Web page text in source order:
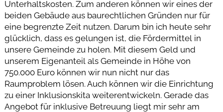
Unterhaltskosten. Zum anderen können wir eines der
beiden Gebäude aus baurechtlichen Gründen nur für
eine begrenzte Zeit nutzen. Darum bin ich heute sehr
glücklich, dass es gelungen ist, die Fördermittel in
unsere Gemeinde zu holen. Mit diesem Geld und
unserem Eigenanteil als Gemeinde in Höhe von
750.000 Euro können wir nun nicht nur das
Raumproblem lösen. Auch können wir die Einrichtung
zu einer Inklusionskita weiterentwickeln. Gerade das
Angebot für inklusive Betreuung liegt mir sehr am